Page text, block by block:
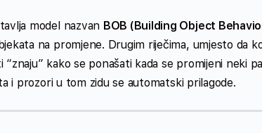
model nazvan BOB (Building Object
na promjene. Drugim riječima, umjesto da
“znaju” kako se ponašati kada se promijeni neki
i prozori u tom zidu se automatski prilagode.